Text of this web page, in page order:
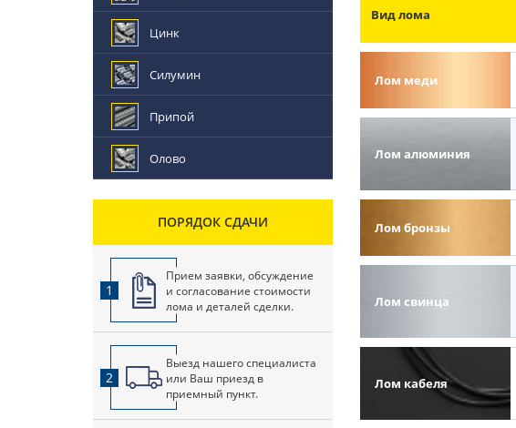
Вид лома
Лом меди
Лом алюминия
Лом бронзы
Лом свинца
Лом кабеля
Цинк
Силумин
Припой
Олово
ПОРЯДОК СДАЧИ
1
Прием заявки, обсуждение
и согласование стоимости
лома и деталей сделки.
2
Выезд нашего специалиста
или Ваш приезд в
приемный пункт.